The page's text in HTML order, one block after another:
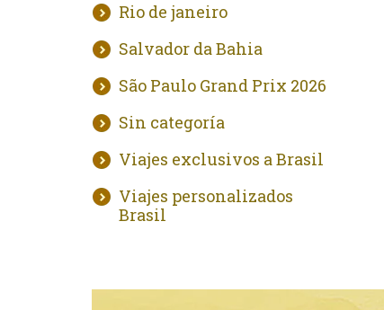
Rio de janeiro
Salvador da Bahia
São Paulo Grand Prix 2026
Sin categoría
Viajes exclusivos a Brasil
Viajes personalizados
Brasil